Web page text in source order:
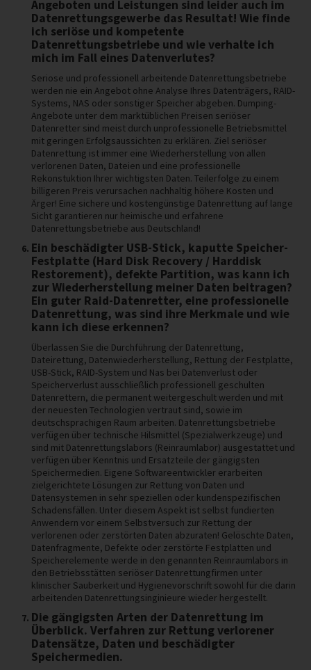
Angeboten und Leistungen sind leider auch im
Datenrettungsgewerbe das Resultat! Wie finde
ich seriöse und kompetente
Datenrettungsbetriebe und wie verhalte ich
mich im Fall eines Datenverlutes?
Seriose und professionell arbeitende Datenrettungsbetriebe
werden nie ein Angebot ohne Analyse Ihres Datenträgers, RAID-
Systems, NAS oder sonstiger Speicher abgeben. Dumping-
Angebote unter dem marktüblichen Preisen seriöser
Datenretter sind meist durch unprofessionelle Betriebsmittel
mit geringen Erfolgsaussichten zu erklären. Ziel seriöser
Datenrettung ist immer eine Wiederherstellung von allen
verlorenen Daten, Dateien und eine professionelle
Rekonstuktion Ihrer wichtigsten Daten. Teilerfolge zu einem
billigeren Preis verursachen nachhaltig höhere Kosten und
Ärger! Eine sichere und kostengünstige Datenrettung auf lange
Sicht garantieren nur heimische und erfahrene
Datenrettungsbetriebe aus Deutschland!
Ein beschädigter USB-Stick, kaputte Speicher-
Festplatte (Hard Disk Recovery / Harddisk
Restorement), defekte Partition, was kann ich
zur Wiederherstellung meiner Daten beitragen?
Ein guter Raid-Datenretter, eine professionelle
Datenrettung, was sind ihre Merkmale und wie
kann ich diese erkennen?
Überlassen Sie die Durchführung der Datenrettung,
Dateirettung, Datenwiederherstellung, Rettung der Festplatte,
USB-Stick, RAID-System und Nas bei Datenverlust oder
Speicherverlust ausschließlich professionell geschulten
Datenrettern, die permanent weitergeschult werden und mit
der neuesten Technologien vertraut sind, sowie im
deutschsprachigen Raum arbeiten. Datenrettungsbetriebe
verfügen über technische Hilsmittel (Spezialwerkzeuge) und
sind mit Datenrettungslabors (Reinraumlabor) ausgestattet und
verfügen über Kenntnis und Ersatzteile der gängigsten
Speichermedien. Eigene Softwareentwickler erarbeiten
zielgerichtete Lösungen zur Rettung von Daten und
Datensystemen in sehr speziellen oder kundenspezifischen
Schadensfällen. Unter diesem Aspekt ist selbst fundierten
Anwendern vor einem Selbstversuch zur Rettung der
verlorenen oder zerstörten Daten abzuraten! Gelöschte Daten,
Datenfragmente, Defekte oder zerstörte Festplatten und
Speicherelemente werde in den genannten Reinraumlabors in
den Betriebsstätten seriöser Datenrettungfirmen unter
klinischer Sauberkeit und Hygienevorschrift sowohl für die darin
arbeitenden Datenrettungsinginieure wieder hergestellt.
Die gängigsten Arten der Datenrettung im
Überblick. Verfahren zur Rettung verlorener
Datensätze, Daten und beschädigter
Speichermedien.